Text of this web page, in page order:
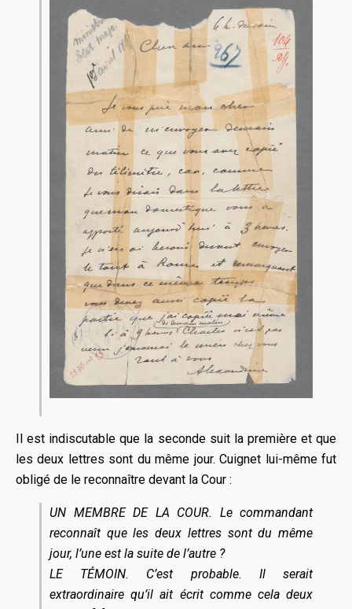
Il est indiscutable que la seconde suit la première et que
les deux lettres sont du même jour. Cuignet lui-même fut
obligé de le reconnaître devant la Cour :
UN MEMBRE DE LA COUR. Le commandant
reconnaît que les deux lettres sont du même
jour, l’une est la suite de l’autre ?
LE TÉMOIN. C’est probable. Il serait
extraordinaire qu’il ait écrit comme cela deux